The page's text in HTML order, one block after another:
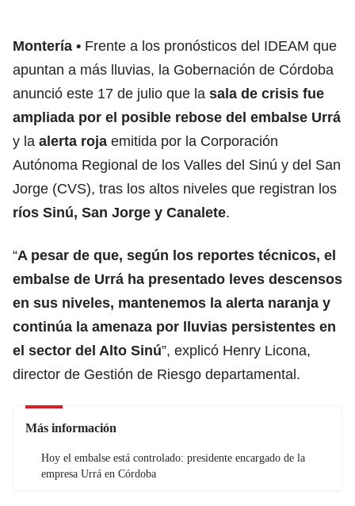
Montería
Frente a los pronósticos del IDEAM que
apuntan a más lluvias, la Gobernación de Córdoba
anunció este 17 de julio que la sala de crisis fue
ampliada por el posible rebose del embalse Urrá
y la alerta roja emitida por la Corporación
Autónoma Regional de los Valles del Sinú y del San
Jorge (CVS), tras los altos niveles que registran los
ríos Sinú, San Jorge y Canalete.
“A pesar de que, según los reportes técnicos, el
embalse de Urrá ha presentado leves descensos
en sus niveles, mantenemos la alerta naranja y
continúa la amenaza por lluvias persistentes en
el sector del Alto Sinú”, explicó Henry Licona,
director de Gestión de Riesgo departamental.
Más información
Hoy el embalse está controlado: presidente encargado de la
empresa Urrá en Córdoba